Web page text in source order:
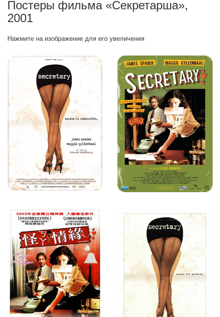
Постеры фильма «Секретарша»,
2001
Нажмите на изображение для его увеличения